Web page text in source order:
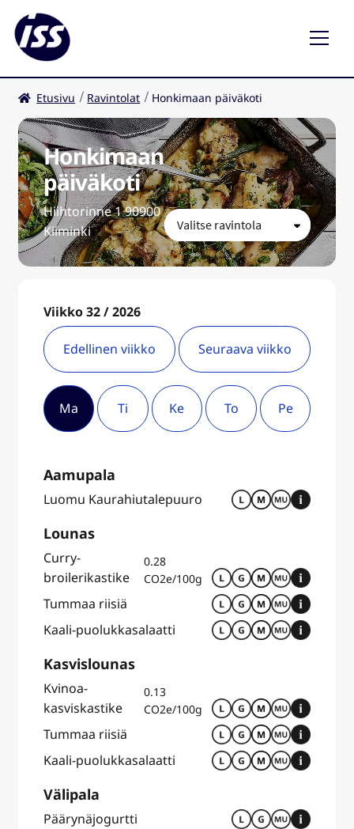
Ravintolat
Kahvilat
FI
Etusivu Ravintolat Honkimaan päiväkoti
Honkimaan
päiväkoti
Hiihtorinne 1 90900
Kiiminki
Viikko 32 / 2026
Edellinen viikko
Ma Ti Ke To Pe
Seuraava viikko
Aamupala
Luomu Kaurahiutalepuuro
Lounas
Curry-
broilerikastike
0.28
CO2e/100g
Tummaa riisiä
Kaali-puolukkasalaatti
Kasvislounas
Kvinoa-
kasviskastike
0.13
CO2e/100g
Tummaa riisiä
Kaali-puolukkasalaatti
Välipala
Päärynäjogurtti